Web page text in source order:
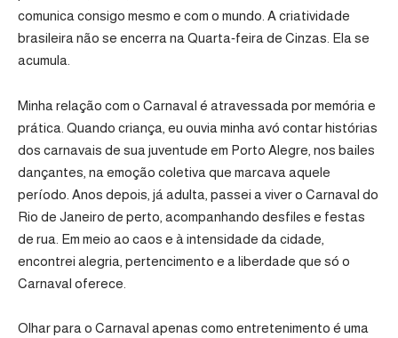
comunica consigo mesmo e com o mundo. A criatividade
brasileira não se encerra na Quarta‑feira de Cinzas. Ela se
acumula.
Minha relação com o Carnaval é atravessada por memória e
prática. Quando criança, eu ouvia minha avó contar histórias
dos carnavais de sua juventude em Porto Alegre, nos bailes
dançantes, na emoção coletiva que marcava aquele
período. Anos depois, já adulta, passei a viver o Carnaval do
Rio de Janeiro de perto, acompanhando desfiles e festas
de rua. Em meio ao caos e à intensidade da cidade,
encontrei alegria, pertencimento e a liberdade que só o
Carnaval oferece.
Olhar para o Carnaval apenas como entretenimento é uma